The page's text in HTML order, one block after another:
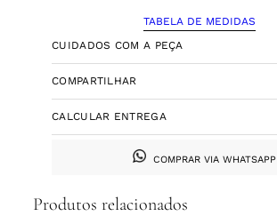
TABELA DE MEDIDAS
CUIDADOS COM A PEÇA
COMPARTILHAR
CALCULAR ENTREGA
COMPRAR VIA WHATSAPP
Produtos relacionados